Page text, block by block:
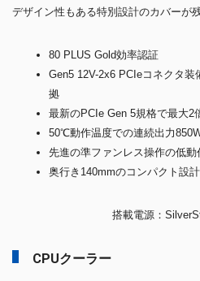
デザイン性もある特別設計のカバーが
80 PLUS Gold効率認証
Gen5 12V-2x6 PCIeコネクタ
拠
最新のPCIe Gen 5規格で最大2
50℃動作温度での連続出力
先進の準ファンレス操作の低動
奥行き140mmのコンパクト設
搭載電源：
CPUクーラー